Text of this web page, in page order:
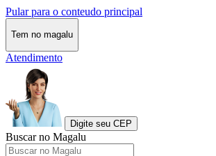
Pular para o conteudo principal
Tem no magalu
Atendimento
Digite seu CEP
Buscar no Magalu